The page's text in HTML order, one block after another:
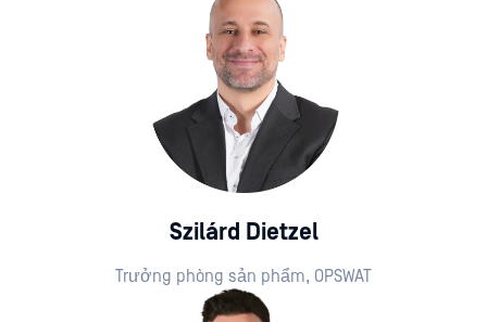
Szilárd Dietzel
Trưởng phòng sản phẩm, OPSWAT